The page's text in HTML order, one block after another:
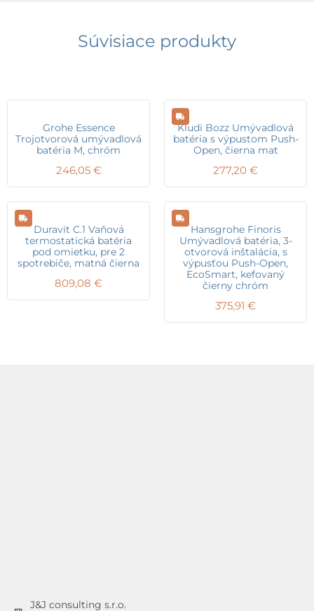
Súvisiace produkty
Grohe Essence
Trojotvorová umývadlová
batéria M, chróm
246,05 €
Kludi Bozz Umývadlová
batéria s výpustom Push-
Open, čierna mat
277,20 €
Duravit C.1 Vaňová
termostatická batéria
pod omietku, pre 2
spotrebiče, matná čierna
809,08 €
Hansgrohe Finoris
Umývadlová batéria, 3-
otvorová inštalácia, s
výpusťou Push-Open,
EcoSmart, kefovaný
čierny chróm
375,91 €
J&J consulting s.r.o.